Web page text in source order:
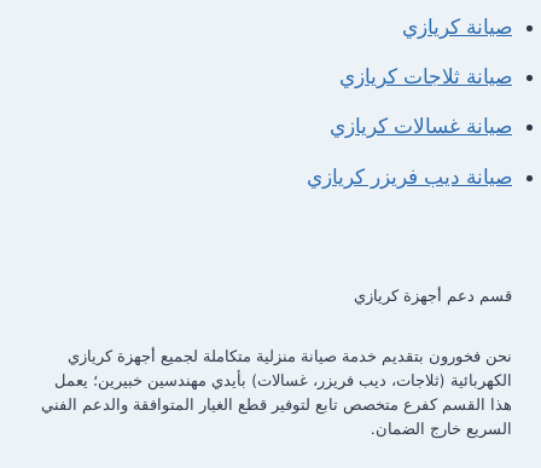
صيانة كريازي
صيانة ثلاجات كريازي
صيانة غسالات كريازي
صيانة ديب فريزر كريازي
قسم دعم أجهزة كريازي
نحن فخورون بتقديم خدمة صيانة منزلية متكاملة لجميع أجهزة كريازي
الكهربائية (ثلاجات، ديب فريزر، غسالات) بأيدي مهندسين خبيرين؛ يعمل
هذا القسم كفرع متخصص تابع لتوفير قطع الغيار المتوافقة والدعم الفني
السريع خارج الضمان.